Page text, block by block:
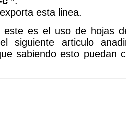
esta linea.
este es el uso de hojas
siguiente articulo
sabiendo esto puedan